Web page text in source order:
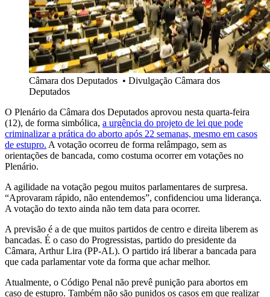
Câmara dos Deputados • Divulgação Câmara dos
Deputados
O Plenário da Câmara dos Deputados aprovou nesta quarta-feira
(12), de forma simbólica, a urgência do projeto de lei que pode
criminalizar a prática do aborto após 22 semanas, mesmo em casos
de estupro. A votação ocorreu de forma relâmpago, sem as
orientações de bancada, como costuma ocorrer em votações no
Plenário.
A agilidade na votação pegou muitos parlamentares de surpresa.
“Aprovaram rápido, não entendemos”, confidenciou uma liderança.
A votação do texto ainda não tem data para ocorrer.
A previsão é a de que muitos partidos de centro e direita liberem as
bancadas. É o caso do Progressistas, partido do presidente da
Câmara, Arthur Lira (PP-AL). O partido irá liberar a bancada para
que cada parlamentar vote da forma que achar melhor.
Atualmente, o Código Penal não prevê punição para abortos em
caso de estupro. Também não são punidos os casos em que realizar